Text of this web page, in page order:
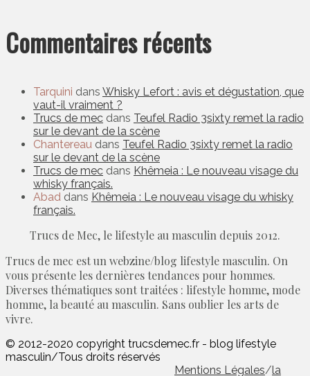
Commentaires récents
Tarquini dans Whisky Lefort : avis et dégustation, que
vaut-il vraiment ?
Trucs de mec dans Teufel Radio 3sixty remet la radio
sur le devant de la scène
Chantereau dans Teufel Radio 3sixty remet la radio
sur le devant de la scène
Trucs de mec dans Khêmeia : Le nouveau visage du
whisky français.
Abad dans Khêmeia : Le nouveau visage du whisky
français.
Trucs de Mec, le lifestyle au masculin depuis 2012.
Trucs de mec est un webzine/blog lifestyle masculin. On
vous présente les dernières tendances pour hommes.
Diverses thématiques sont traitées : lifestyle homme, mode
homme, la beauté au masculin. Sans oublier les arts de
vivre.
© 2012-2020 copyright trucsdemec.fr - blog lifestyle
masculin/Tous droits réservés
Mentions Légales/la